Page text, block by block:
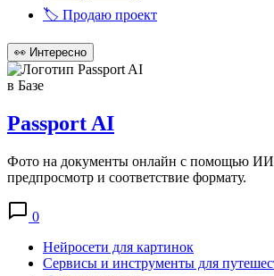
🏷️ Продаю проект
👀 Интересно
в Базе
Passport AI
Фото на документы онлайн с помощью
предпросмотр и соответствие формату.
0
Нейросети для картинок
Сервисы и инструменты для